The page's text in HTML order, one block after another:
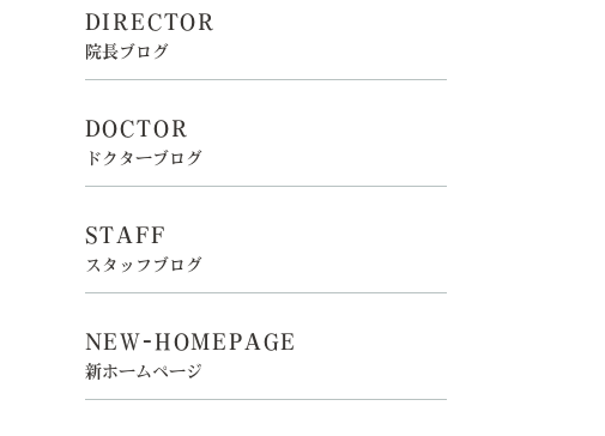
DIRECTOR
院長ブログ
DOCTOR
ドクターブログ
STAFF
スタッフブログ
NEW-HOMEPAGE
新ホームページ